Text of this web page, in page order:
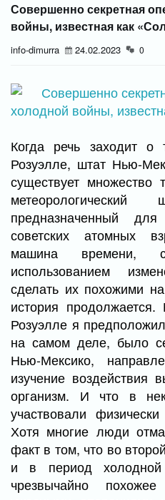
Совершенно секретная
войны, известная как
info-dimurra 24.02.2023 0
Когда речь заходит
Розуэлле, штат Нью-
существует
предназначенный
советских атомных
машина времени,
использованием
сделать их похожими
история
Розуэлле я
на самом деле, было
Нью-Мексико,
изучение воздействия
организм. И что в
участвовали
Хотя многие люди
факт в том, что во
и в период холодной
чрезвычайно